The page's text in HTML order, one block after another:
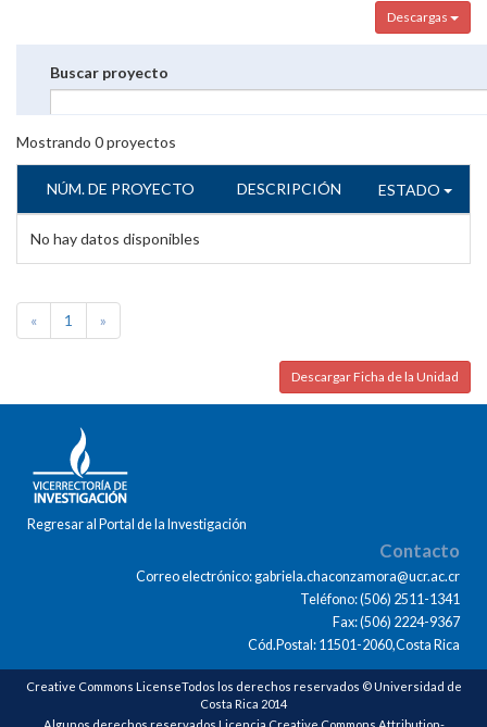
Descargas
Buscar proyecto
Mostrando 0proyectos
NÚM. DE PROYECTO DESCRIPCIÓN ESTADO
No hay datos disponibles
« 1 »
Descargar Ficha de la Unidad
Regresar al Portal de la Investigación
Contacto
Correo electrónico: gabriela.chaconzamora@ucr.ac.cr
Teléfono: (506) 2511-1341
Fax: (506) 2224-9367
Cód.Postal: 11501-2060,Costa Rica
Creative Commons LicenseTodos los derechos reservados © Universidad de
Costa Rica 2014